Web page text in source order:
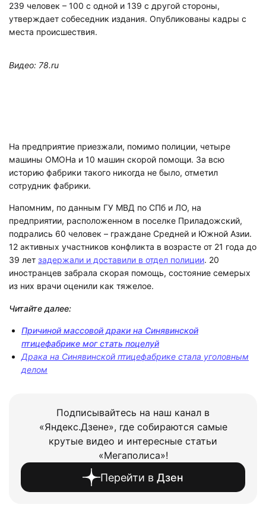
239 человек – 100 с одной и 139 с другой стороны,
утверждает собеседник издания. Опубликованы кадры с
места происшествия.
Видео: 78.ru
На предприятие приезжали, помимо полиции, четыре
машины ОМОНа и 10 машин скорой помощи. За всю
историю фабрики такого никогда не было, отметил
сотрудник фабрики.
Напомним, по данным ГУ МВД по СПб и ЛО, на
предприятии, расположенном в поселке Приладожский,
подрались 60 человек – граждане Средней и Южной Азии.
12 активных участников конфликта в возрасте от 21 года до
39 лет задержали и доставили в отдел полиции. 20
иностранцев забрала скорая помощь, состояние семерых
из них врачи оценили как тяжелое.
Читайте далее:
Причиной массовой драки на Синявинской
птицефабрике мог стать поцелуй
Драка на Синявинской птицефабрике стала уголовным
делом
Подписывайтесь на наш канал в
«Яндекс.Дзене», где собираются самые
крутые видео и интересные статьи
«Мегаполиса»!
Перейти в Дзен